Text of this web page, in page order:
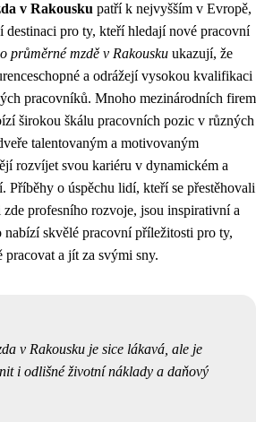
v Rakousku patří k nejvyšším v Evropě,
destinaci pro ty, kteří hledají nové pracovní
průměrné mzdě v Rakousku ukazují, že
a odrážejí vysokou kvalifikaci
pracovníků. Mnoho mezinárodních firem
širokou škálu pracovních pozic v různých
talentovaným a motivovaným
rozvíjet svou kariéru v dynamickém a
Příběhy o úspěchu lidí, kteří se přestěhovali
zde profesního rozvoje, jsou inspirativní a
skvělé pracovní příležitosti pro ty,
a jít za svými sny.
v Rakousku je sice lákavá, ale je
i odlišné životní náklady a daňový